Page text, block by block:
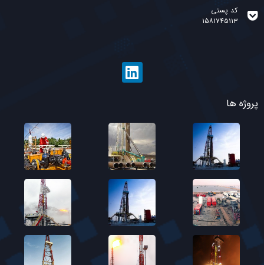
کد پستی
۱۵۸۱۷۴۵۱۱۳
پروژه ها